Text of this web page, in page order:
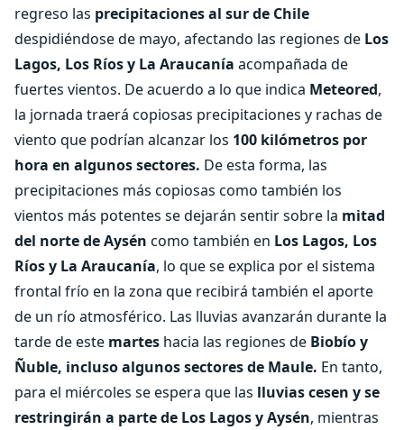
regreso las precipitaciones al sur de Chile
despidiéndose de mayo, afectando las regiones de Los
Lagos, Los Ríos y La Araucanía acompañada de
fuertes vientos. De acuerdo a lo que indica Meteored,
la jornada traerá copiosas precipitaciones y rachas de
viento que podrían alcanzar los 100 kilómetros por
hora en algunos sectores. De esta forma, las
precipitaciones más copiosas como también los
vientos más potentes se dejarán sentir sobre la mitad
del norte de Aysén como también en Los Lagos, Los
Ríos y La Araucanía, lo que se explica por el sistema
frontal frío en la zona que recibirá también el aporte
de un río atmosférico. Las lluvias avanzarán durante la
tarde de este martes hacia las regiones de Biobío y
Ñuble, incluso algunos sectores de Maule. En tanto,
para el miércoles se espera que las lluvias cesen y se
restringirán a parte de Los Lagos y Aysén, mientras